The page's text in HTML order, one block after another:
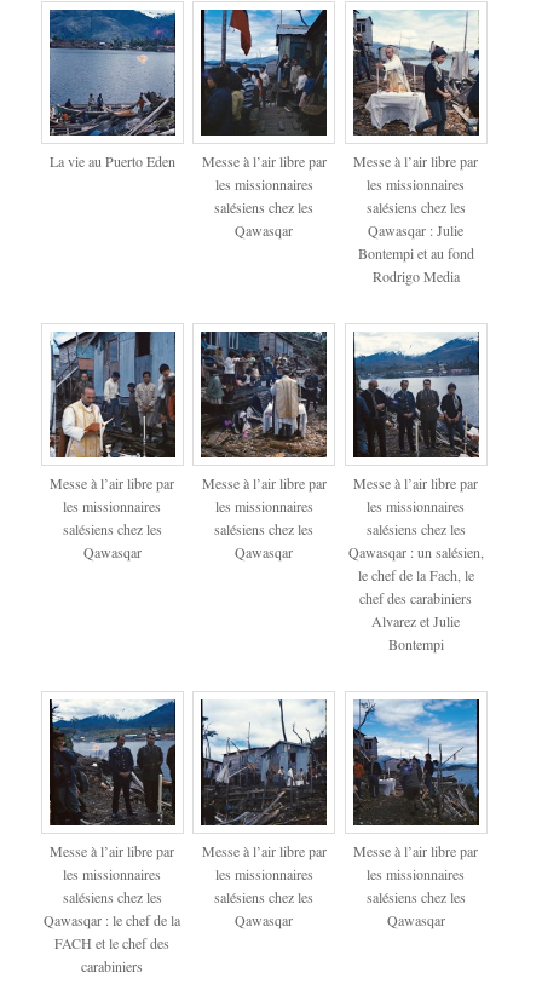
La vie au Puerto Eden
Messe à l’air libre par
les missionnaires
salésiens chez les
Qawasqar
Messe à l’air libre par
les missionnaires
salésiens chez les
Qawasqar : Julie
Bontempi et au fond
Rodrigo Media
Messe à l’air libre par
les missionnaires
salésiens chez les
Qawasqar
Messe à l’air libre par
les missionnaires
salésiens chez les
Qawasqar
Messe à l’air libre par
les missionnaires
salésiens chez les
Qawasqar : un salésien,
le chef de la Fach, le
chef des carabiniers
Alvarez et Julie
Bontempi
Messe à l’air libre par
les missionnaires
salésiens chez les
Qawasqar : le chef de la
FACH et le chef des
carabiniers
Messe à l’air libre par
les missionnaires
salésiens chez les
Qawasqar
Messe à l’air libre par
les missionnaires
salésiens chez les
Qawasqar